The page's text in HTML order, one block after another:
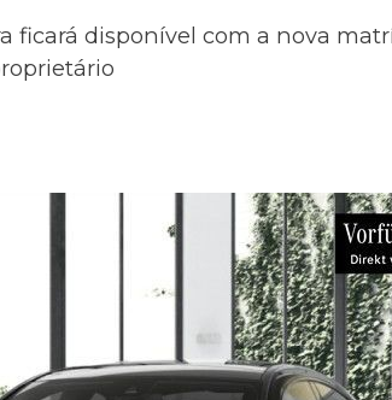
ficará disponível com a nova